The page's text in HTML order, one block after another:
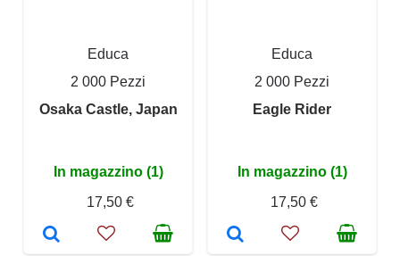
Educa
2 000 Pezzi
Osaka Castle, Japan
In magazzino (1)
17,50 €
Educa
2 000 Pezzi
Eagle Rider
In magazzino (1)
17,50 €